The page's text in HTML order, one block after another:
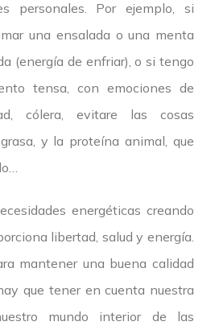
personales. Por ejemplo, si
una ensalada o una menta
(energía de enfriar), o si tengo
tensa, con emociones de
cólera, evitare las cosas
y la proteína animal, que
energéticas creando
libertad, salud y energía.
mantener una buena calidad
que tener en cuenta nuestra
mundo interior de las